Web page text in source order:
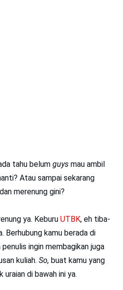
tahu belum guys mau ambil
Atau sampai sekarang
merenung gini?
ya. Keburu UTBK, eh tiba-
Berhubung kamu berada di
ingin membagikan juga
kuliah. So, buat kamu yang
uraian di bawah ini ya.